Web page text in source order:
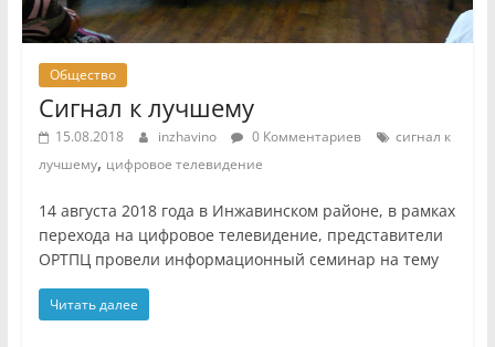
Общество
Сигнал к лучшему
15.08.2018 inzhavino 0 Комментариев
сигнал к
лучшему, цифровое телевидение
14 августа 2018 года в Инжавинском районе, в рамках
перехода на цифровое телевидение, представители
ОРТПЦ провели информационный семинар на тему
Читать далее